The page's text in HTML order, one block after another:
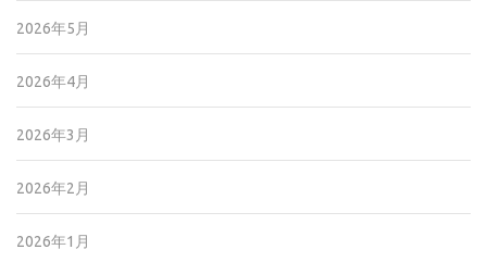
2026年5月
2026年4月
2026年3月
2026年2月
2026年1月